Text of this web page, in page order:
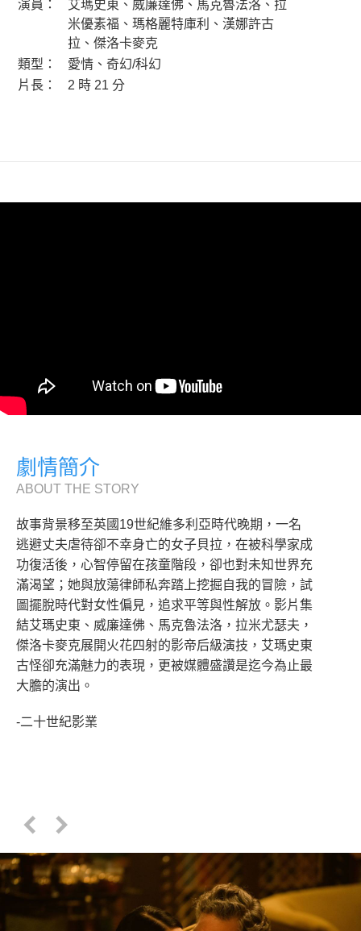
演員：
艾瑪史東、威廉達佛、馬克魯法洛、拉
米優素福、瑪格麗特庫利、漢娜許古
拉、傑洛卡麥克
類型：
愛情、奇幻/科幻
片長：
2 時 21 分
劇情簡介
ABOUT THE STORY
故事背景移至英國19世紀維多利亞時代晚期，一名
逃避丈夫虐待卻不幸身亡的女子貝拉，在被科學家成
功復活後，心智停留在孩童階段，卻也對未知世界充
滿渴望；她與放蕩律師私奔踏上挖掘自我的冒險，試
圖擺脫時代對女性偏見，追求平等與性解放。影片集
結艾瑪史東、威廉達佛、馬克魯法洛，拉米尤瑟夫，
傑洛卡麥克展開火花四射的影帝后級演技，艾瑪史東
古怪卻充滿魅力的表現，更被媒體盛讚是迄今為止最
大膽的演出。
-二十世紀影業